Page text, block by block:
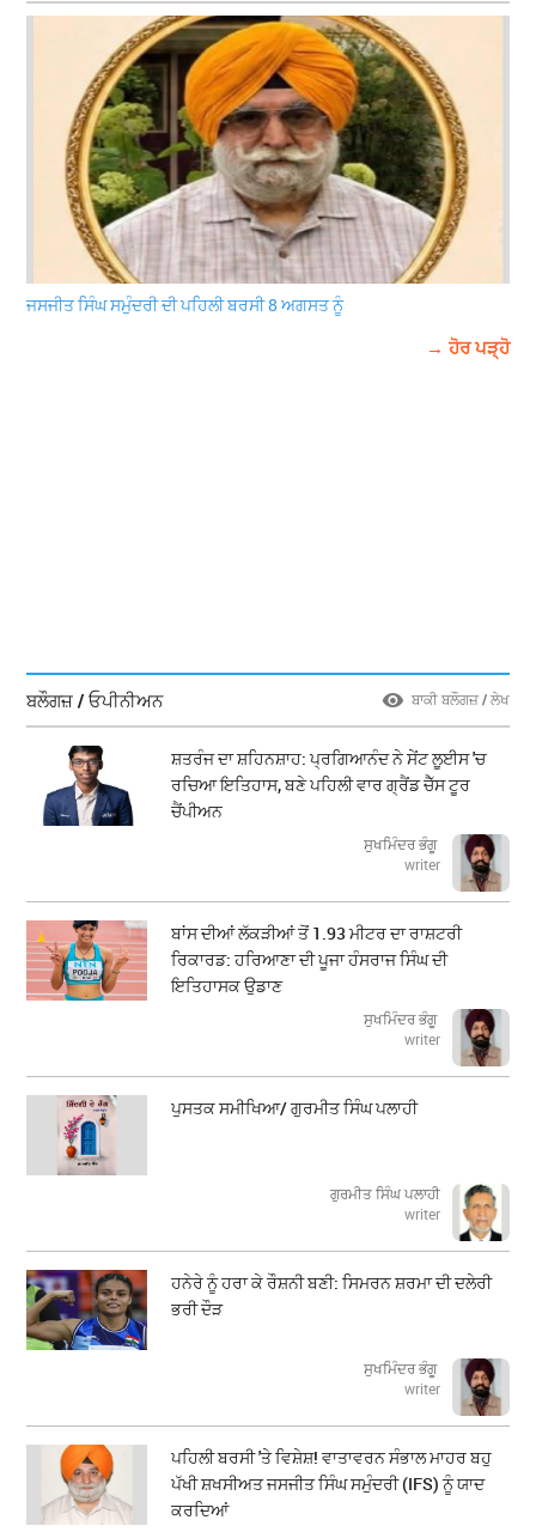
ਜਸਜੀਤ ਸਿੰਘ ਸਮੁੰਦਰੀ ਦੀ ਪਹਿਲੀ ਬਰਸੀ 8 ਅਗਸਤ ਨੂੰ
→ ਹੋਰ ਪੜ੍ਹੋ
ਬਲੌਗਜ਼ / ਓਪੀਨੀਅਨ ਬਾਕੀ ਬਲੌਗਜ਼ / ਲੇਖ
ਸ਼ਤਰੰਜ ਦਾ ਸ਼ਹਿਨਸ਼ਾਹ: ਪ੍ਰਗਿਆਨੰਦ ਨੇ ਸੇਂਟ ਲੂਈਸ 'ਚ
ਰਚਿਆ ਇਤਿਹਾਸ, ਬਣੇ ਪਹਿਲੀ ਵਾਰ ਗ੍ਰੈਂਡ ਚੈੱਸ ਟੂਰ
ਚੈਂਪੀਅਨ
ਸੁਖਮਿੰਦਰ ਭੰਗੂ
writer
ਬਾਂਸ ਦੀਆਂ ਲੱਕੜੀਆਂ ਤੋਂ 1.93 ਮੀਟਰ ਦਾ ਰਾਸ਼ਟਰੀ
ਰਿਕਾਰਡ: ਹਰਿਆਣਾ ਦੀ ਪੂਜਾ ਹੰਸਰਾਜ ਸਿੰਘ ਦੀ
ਇਤਿਹਾਸਕ ਉਡਾਣ
ਸੁਖਮਿੰਦਰ ਭੰਗੂ
writer
ਪੁਸਤਕ ਸਮੀਖਿਆ/ ਗੁਰਮੀਤ ਸਿੰਘ ਪਲਾਹੀ
ਗੁਰਮੀਤ ਸਿੰਘ ਪਲਾਹੀ
writer
ਹਨੇਰੇ ਨੂੰ ਹਰਾ ਕੇ ਰੌਸ਼ਨੀ ਬਣੀ: ਸਿਮਰਨ ਸ਼ਰਮਾ ਦੀ ਦਲੇਰੀ
ਭਰੀ ਦੌੜ
ਸੁਖਮਿੰਦਰ ਭੰਗੂ
writer
ਪਹਿਲੀ ਬਰਸੀ 'ਤੇ ਵਿਸ਼ੇਸ਼! ਵਾਤਾਵਰਨ ਸੰਭਾਲ ਮਾਹਰ ਬਹੁ
ਪੱਖੀ ਸ਼ਖਸੀਅਤ ਜਸਜੀਤ ਸਿੰਘ ਸਮੁੰਦਰੀ (IFS) ਨੂੰ ਯਾਦ
ਕਰਦਿਆਂ